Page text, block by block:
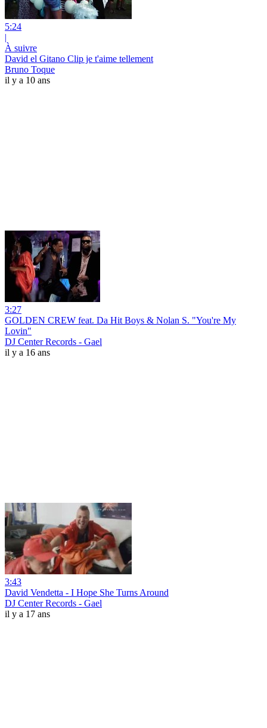
5:24
|
À suivre
David el Gitano Clip je t'aime tellement
Bruno Toque
il y a 10 ans
3:27
GOLDEN CREW feat. Da Hit Boys & Nolan S. "You're My
Lovin"
DJ Center Records - Gael
il y a 16 ans
3:43
David Vendetta - I Hope She Turns Around
DJ Center Records - Gael
il y a 17 ans